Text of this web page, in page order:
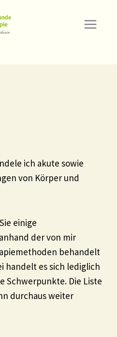
ich akute sowie
von Körper und
einige
der von mir
behandelt
handelt es sich lediglich
Schwerpunkte. Die Liste
durchaus weiter